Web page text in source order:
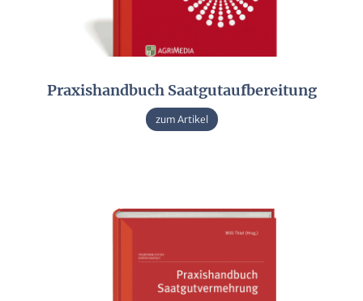
Praxishandbuch Saatgutaufbereitung
zum Artikel